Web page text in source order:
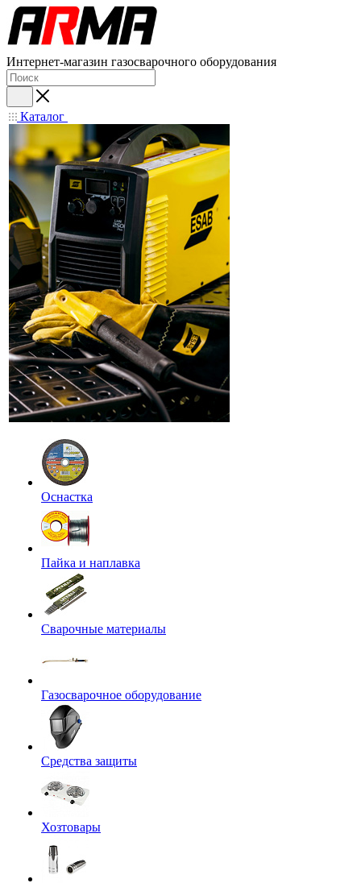
Интернет-магазин газосварочного оборудования
Каталог
Оснастка
Пайка и наплавка
Сварочные материалы
Газосварочное оборудование
Средства защиты
Хозтовары